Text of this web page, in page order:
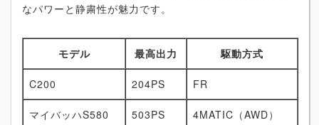
なパワーと静粛性が魅力です。
モデル 最高出力 駆動方式
C200 204PS FR
マイバッハS580 503PS 4MATIC（AWD）